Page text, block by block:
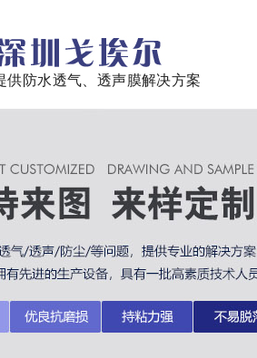
供防水透气、透声膜解决方案